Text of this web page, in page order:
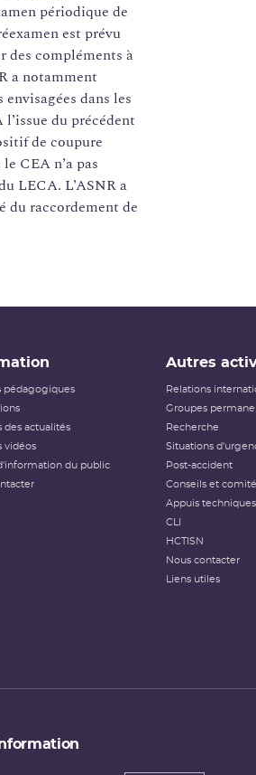
périodique de
est prévu
des compléments à
a notamment
dans les
l’issue du précédent
de coupure
CEA n’a pas
LECA. L’ASNR a
du raccordement de
pédagogiques
des actualités
vidéos
du public
Autres
Relations
Groupes
Recherche
Situations
Post-accident
Conseils et
Appuis
CLI
HCTISN
Nous contacter
Liens utiles